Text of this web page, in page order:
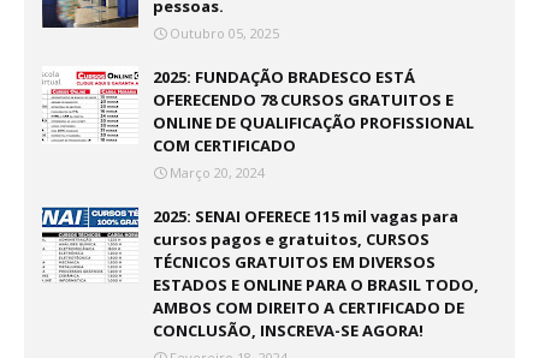
pessoas.
Outubro 05, 2025
2025: FUNDAÇÃO BRADESCO ESTÁ
OFERECENDO 78 CURSOS GRATUITOS E
ONLINE DE QUALIFICAÇÃO PROFISSIONAL
COM CERTIFICADO
Março 20, 2024
2025: SENAI OFERECE 115 mil vagas para
cursos pagos e gratuitos, CURSOS
TÉCNICOS GRATUITOS EM DIVERSOS
ESTADOS E ONLINE PARA O BRASIL TODO,
AMBOS COM DIREITO A CERTIFICADO DE
CONCLUSÃO, INSCREVA-SE AGORA!